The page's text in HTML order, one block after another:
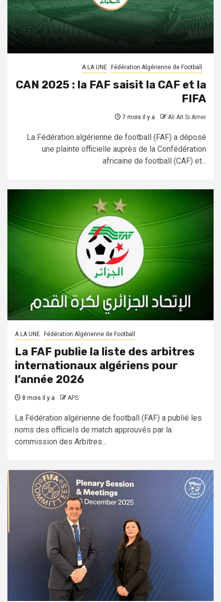
A LA UNE Fédération Algérienne de Football
CAN 2025 : la FAF saisit la CAF et la
FIFA
7 mois il y a Ali Ait Si Amer
La Fédération algérienne de football (FAF) a déposé
une plainte officielle auprès de la Confédération
africaine de football (CAF) et...
A LA UNE Fédération Algérienne de Football
La FAF publie la liste des arbitres
internationaux algériens pour
l’année 2026
8 mois il y a APS
La Fédération algérienne de football (FAF) a publié les
noms des officiels de match approuvés par la
commission des Arbitres...